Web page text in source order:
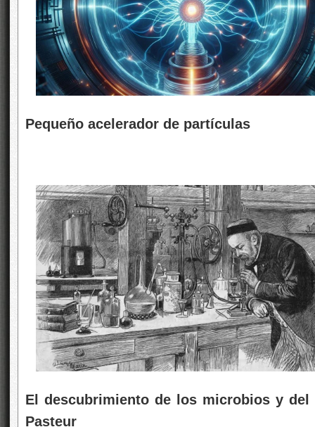
Pequeño acelerador de partículas
El descubrimiento de los microbios y
Pasteur